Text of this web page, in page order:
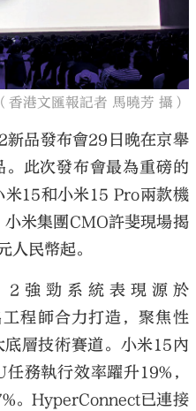
港文匯報記者 馬曉芳 攝）
新品發布會29日晚在京舉
此次發布會最為重磅的
15和小米15 Pro兩款機
米集團CMO許斐現場揭
人民幣起。
2強勁系統表現源於
程師合力打造，聚焦性
層技術賽道。小米15內
務執行效率躍升19%，
。HyperConnect已連接